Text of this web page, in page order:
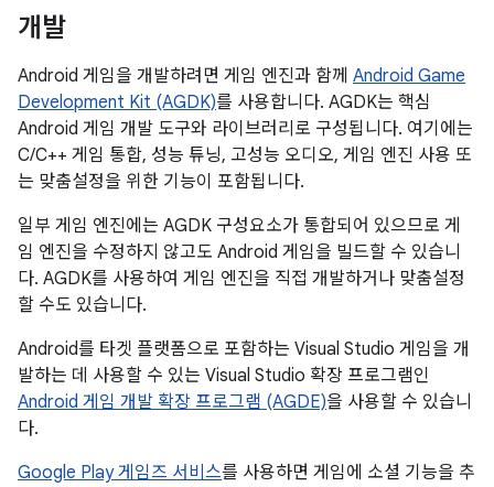
개발
Android 게임을 개발하려면 게임 엔진과 함께 Android Game
Development Kit (AGDK)를 사용합니다. AGDK는 핵심
Android 게임 개발 도구와 라이브러리로 구성됩니다. 여기에는
C/C++ 게임 통합, 성능 튜닝, 고성능 오디오, 게임 엔진 사용 또
는 맞춤설정을 위한 기능이 포함됩니다.
일부 게임 엔진에는 AGDK 구성요소가 통합되어 있으므로 게
임 엔진을 수정하지 않고도 Android 게임을 빌드할 수 있습니
다. AGDK를 사용하여 게임 엔진을 직접 개발하거나 맞춤설정
할 수도 있습니다.
Android를 타겟 플랫폼으로 포함하는 Visual Studio 게임을 개
발하는 데 사용할 수 있는 Visual Studio 확장 프로그램인
Android 게임 개발 확장 프로그램 (AGDE)을 사용할 수 있습니
다.
Google Play 게임즈 서비스를 사용하면 게임에 소셜 기능을 추